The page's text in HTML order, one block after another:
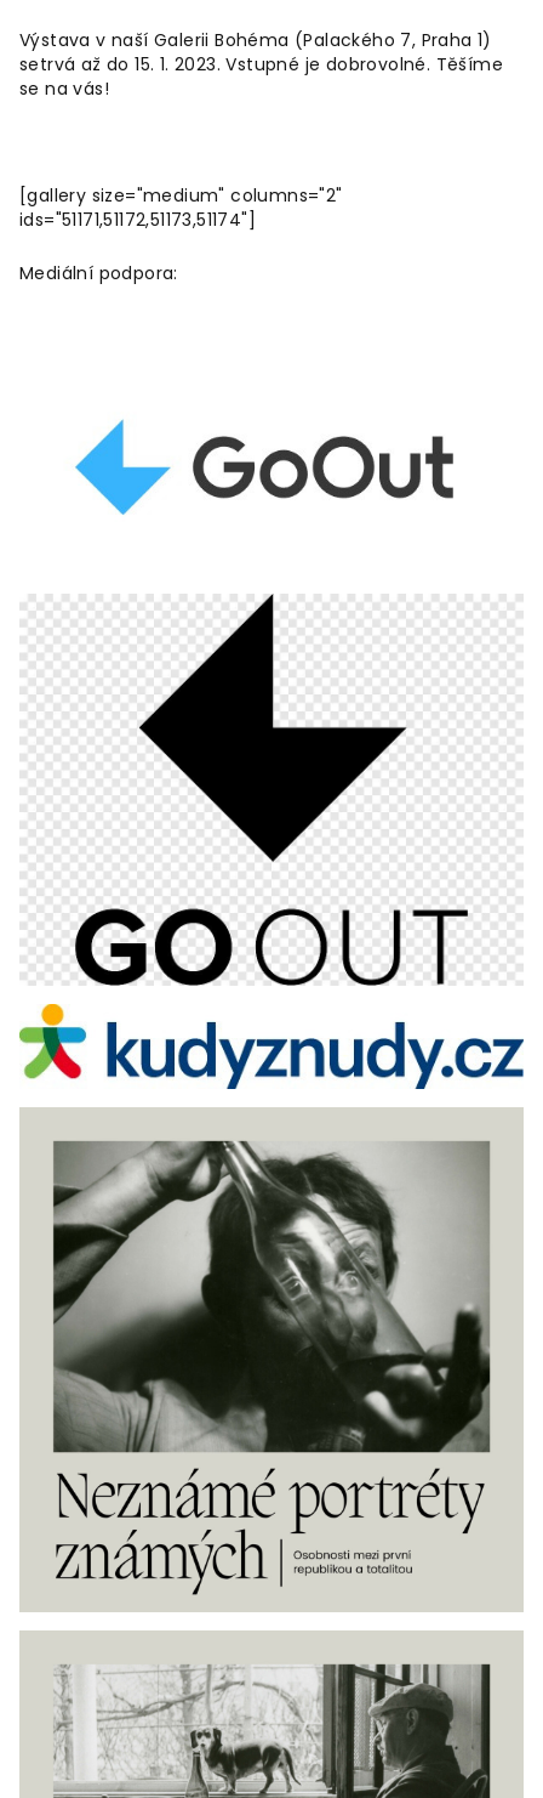
Výstava v naší Galerii Bohéma (Palackého 7, Praha 1)
setrvá až do 15. 1. 2023. Vstupné je dobrovolné. Těšíme
se na vás!
[gallery size="medium" columns="2"
ids="51171,51172,51173,51174"]
Mediální podpora: